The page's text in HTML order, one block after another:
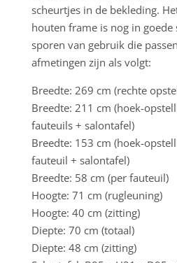
scheurtjes in de bekleding.
houten frame is nog in goede
sporen van gebruik die
afmetingen zijn als volgt:
Breedte: 269 cm (rechte
Breedte: 211 cm (hoek-
fauteuils + salontafel)
Breedte: 153 cm (hoek-
fauteuil + salontafel)
Breedte: 58 cm (per fauteuil)
Hoogte: 71 cm (rugleuning)
Hoogte: 40 cm (zitting)
Diepte: 70 cm (totaal)
Diepte: 48 cm (zitting)